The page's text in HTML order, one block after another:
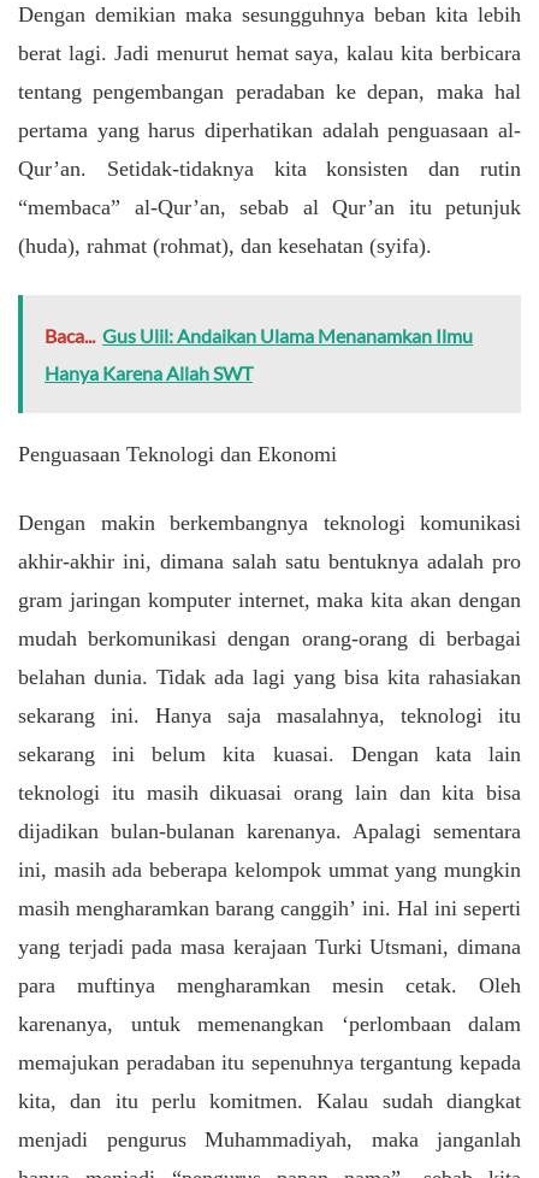
Dengan demikian maka sesungguhnya beban kita lebih
berat lagi. Jadi menurut hemat saya, kalau kita berbicara
tentang pengembangan peradaban ke depan, maka hal
pertama yang harus diperhatikan adalah penguasaan al-
Qur’an. Setidak-tidaknya kita konsisten dan rutin
“membaca” al-Qur’an, sebab al Qur’an itu petunjuk
(huda), rahmat (rohmat), dan kesehatan (syifa).
Baca... Gus Ulil: Andaikan Ulama Menanamkan Ilmu
Hanya Karena Allah SWT
Penguasaan Teknologi dan Ekonomi
Dengan makin berkembangnya teknologi komunikasi
akhir-akhir ini, dimana salah satu bentuknya adalah pro
gram jaringan komputer internet, maka kita akan dengan
mudah berkomunikasi dengan orang-orang di berbagai
belahan dunia. Tidak ada lagi yang bisa kita rahasiakan
sekarang ini. Hanya saja masalahnya, teknologi itu
sekarang ini belum kita kuasai. Dengan kata lain
teknologi itu masih dikuasai orang lain dan kita bisa
dijadikan bulan-bulanan karenanya. Apalagi sementara
ini, masih ada beberapa kelompok ummat yang mungkin
masih mengharamkan barang canggih’ ini. Hal ini seperti
yang terjadi pada masa kerajaan Turki Utsmani, dimana
para muftinya mengharamkan mesin cetak. Oleh
karenanya, untuk memenangkan ‘perlombaan dalam
memajukan peradaban itu sepenuhnya tergantung kepada
kita, dan itu perlu komitmen. Kalau sudah diangkat
menjadi pengurus Muhammadiyah, maka janganlah